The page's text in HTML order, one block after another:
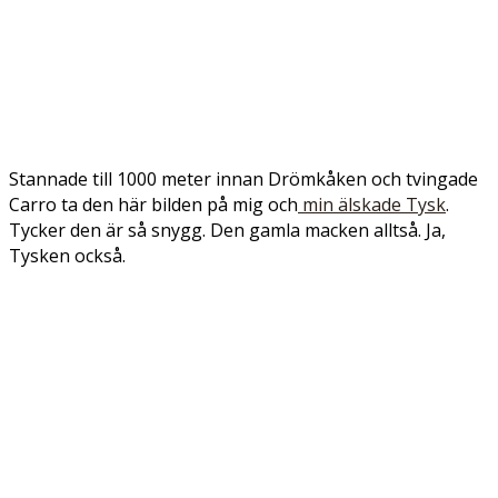
Stannade till 1000 meter innan Drömkåken och tvingade
Carro ta den här bilden på mig och min älskade Tysk.
Tycker den är så snygg. Den gamla macken alltså. Ja,
Tysken också.